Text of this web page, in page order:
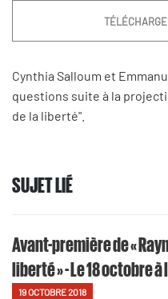
Cynthia Salloum et
questions suite à la
de la liberté".
SUJET LIÉ
Avant-première de «
liberté » - Le 18 octobre à
19 OCTOBRE 2018